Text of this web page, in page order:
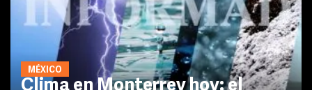
MÉXICO
Clima en Monterrey hoy: el